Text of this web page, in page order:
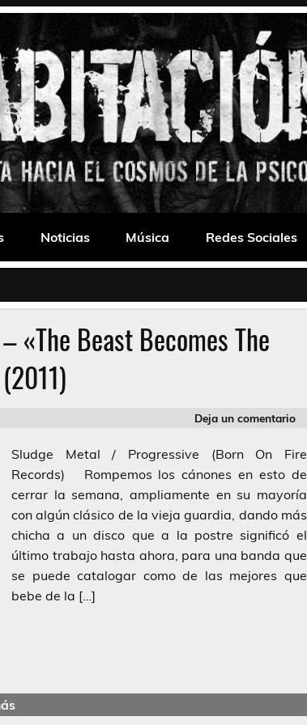
Noticias Música Redes Sociales
«The Beast Becomes The
Deja un comentario
Sludge Metal / Progressive (Born On Fire
Records) Rompemos los cánones en esto de
cerrar la semana, ampliamente en su mayoría
con algún clásico de la vieja guardia, dando más
chicha a un disco que a la postre significó el
último trabajo hasta ahora, para una banda que
se puede catalogar como de las mejores que
bebe de la […]